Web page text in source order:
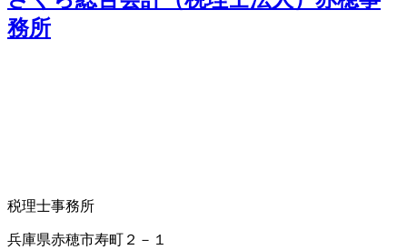
務所
税理士事務所
兵庫県赤穂市寿町２－１